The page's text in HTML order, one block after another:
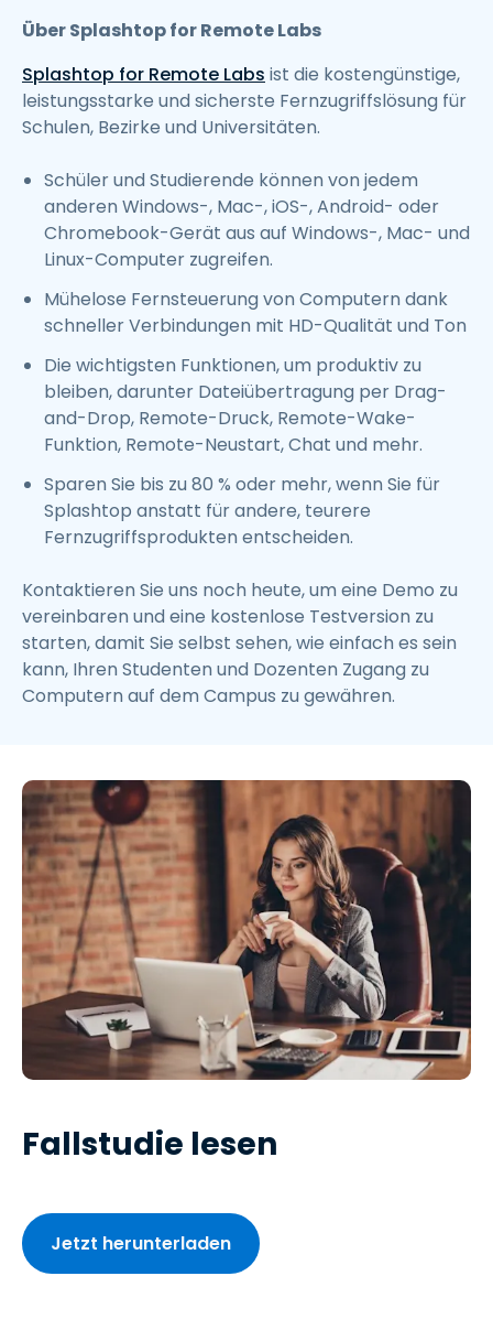
Über Splashtop for Remote Labs
Splashtop for Remote Labs ist die kostengünstige,
leistungsstarke und sicherste Fernzugriffslösung für
Schulen, Bezirke und Universitäten.
Schüler und Studierende können von jedem
anderen Windows-, Mac-, iOS-, Android- oder
Chromebook-Gerät aus auf Windows-, Mac- und
Linux-Computer zugreifen.
Mühelose Fernsteuerung von Computern dank
schneller Verbindungen mit HD-Qualität und Ton
Die wichtigsten Funktionen, um produktiv zu
bleiben, darunter Dateiübertragung per Drag-
and-Drop, Remote-Druck, Remote-Wake-
Funktion, Remote-Neustart, Chat und mehr.
Sparen Sie bis zu 80 % oder mehr, wenn Sie für
Splashtop anstatt für andere, teurere
Fernzugriffsprodukten entscheiden.
Kontaktieren Sie uns noch heute, um eine Demo zu
vereinbaren und eine kostenlose Testversion zu
starten, damit Sie selbst sehen, wie einfach es sein
kann, Ihren Studenten und Dozenten Zugang zu
Computern auf dem Campus zu gewähren.
Fallstudie lesen
Jetzt herunterladen